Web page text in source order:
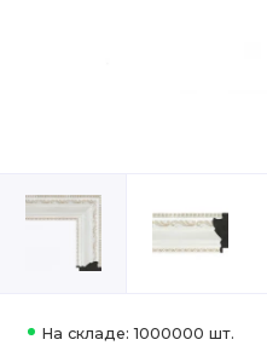
На складе: 1000000 шт.